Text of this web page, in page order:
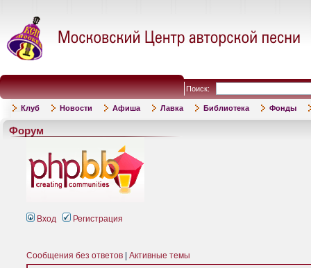
Поиск:
Клуб Новости Афиша Лавка Библиотека Фонды
Форум
Вход Регистрация
Сообщения без ответов Активные темы